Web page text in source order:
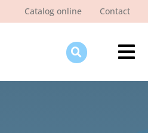
Catalog online Contact